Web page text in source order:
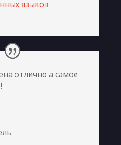
языков
отлично а самое